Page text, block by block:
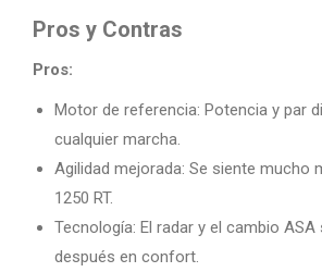
Pros y Contras
Pros:
Motor de referencia: Potencia y par
cualquier marcha.
Agilidad mejorada: Se siente mucho
1250 RT.
Tecnología: El radar y el cambio
después en confort.